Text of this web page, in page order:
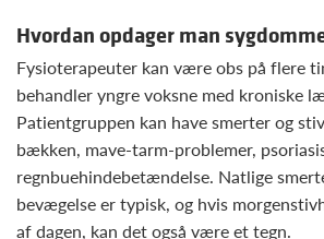
Hvordan opdager man
Fysioterapeuter kan være obs på flere
behandler yngre voksne med kroniske
Patientgruppen kan have smerter og
bækken, mave-tarm-problemer,
regnbuehindebetændelse. Natlige
bevægelse er typisk, og hvis
af dagen, kan det også være et tegn.